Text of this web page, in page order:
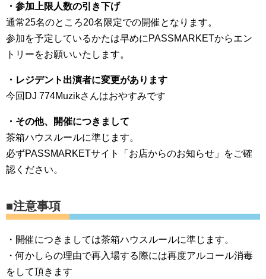
・参加上限人数の引き下げ
通常25名のところ20名限定での開催となります。
参加を予定しているかたは早めにPASSMARKETからエン
トリーをお願いいたします。
・レジデント出演者に変更があります
今回DJ 774Muzikさんはおやすみです
・その他、開催につきまして
茶箱ハウスルールに準じます。
必ずPASSMARKETサイト「お店からのお知らせ」をご確
認ください。
■注意事項
・開催につきましては茶箱ハウスルールに準じます。
・何かしらの理由で再入場する際には再度アルコール消毒
をして頂きます